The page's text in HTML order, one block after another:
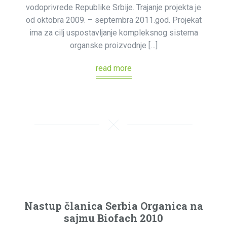
vodoprivrede Republike Srbije. Trajanje projekta je
od oktobra 2009. – septembra 2011.god. Projekat
ima za cilj uspostavljanje kompleksnog sistema
organske proizvodnje […]
read more
Nastup članica Serbia Organica na
sajmu Biofach 2010